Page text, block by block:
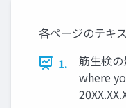
各ページのテキ
1.
筋生検
where